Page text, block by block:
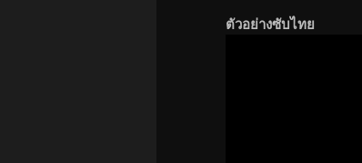
ตัวอย่างซับไทย